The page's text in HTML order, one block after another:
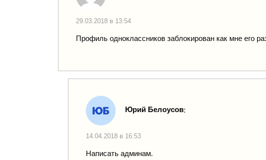
29.03.2018 в 13:54
Профиль одноклассников заблокирован как мне его
Юрий Белоусов:
14.04.2018 в 16:53
Написать админам.